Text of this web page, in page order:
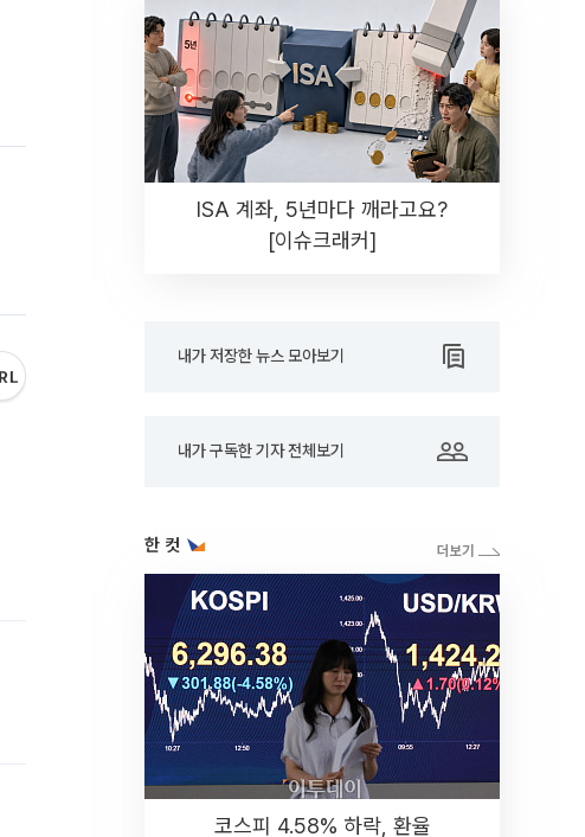
ISA 계좌, 5년마다 깨라고요?
[이슈크래커]
내가 저장한 뉴스 모아보기
내가 구독한 기자 전체보기
한 컷
코스피 4.58% 하락, 환율